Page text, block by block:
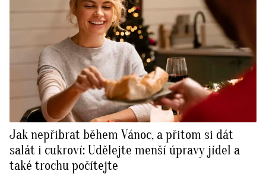
Jak nepřibrat během Vánoc, a přitom si dát
salát i cukroví: Udělejte menší úpravy jídel a
také trochu počítejte